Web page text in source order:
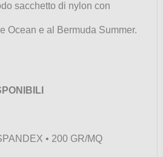
sacchetto di nylon con
Ocean e al Bermuda Summer.
• 200 GR/MQ